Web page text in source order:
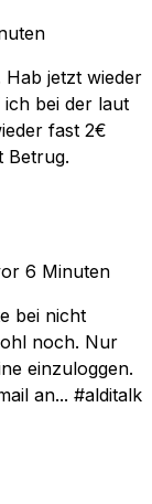
jetzt wieder
bei der laut
fast 2€
Betrug.
6 Minuten
bei nicht
noch. Nur
einzuloggen.
an... #alditalk